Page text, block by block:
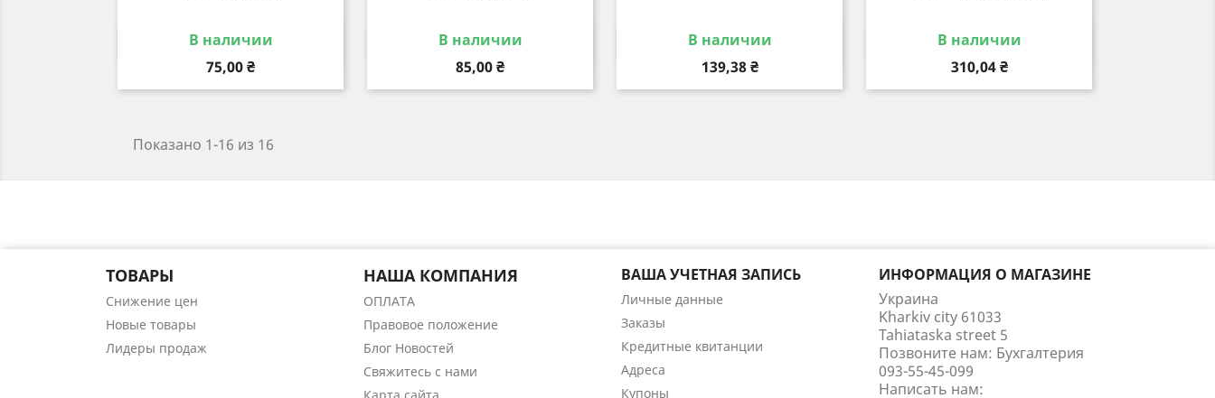
В наличии
Цена
75,00 ₴
Быстрый просмотр
В наличии
Цена
85,00 ₴
Быстрый просмотр
В наличии
Цена
139,38 ₴
Быстрый просмотр
В наличии
Цена
310,04 ₴
Быстрый просмотр
Показано 1-16 из 16
ТОВАРЫ
Снижение цен
Новые товары
Лидеры продаж
НАША КОМПАНИЯ
ОПЛАТА
Правовое положение
Блог Новостей
Свяжитесь с нами
ВАША УЧЕТНАЯ ЗАПИСЬ
Личные данные
Заказы
Кредитные квитанции
Адреса
Купоны
ИНФОРМАЦИЯ О МАГАЗИНЕ
Украина
Kharkiv city 61033
Tahiataska street 5
Позвоните нам: Бухгалтерия
093-55-45-099
Написать нам: